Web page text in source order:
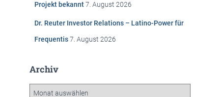
Projekt bekannt7. August 2026
Dr. Reuter Investor Relations – Latino-Power für
Frequentis7. August 2026
Archiv